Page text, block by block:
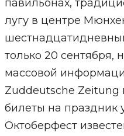
павильонах,
лугу в центре
только 20 сентября,
массовой
Zuddeutsche Zeitung
билеты на праздник
Октоберфест